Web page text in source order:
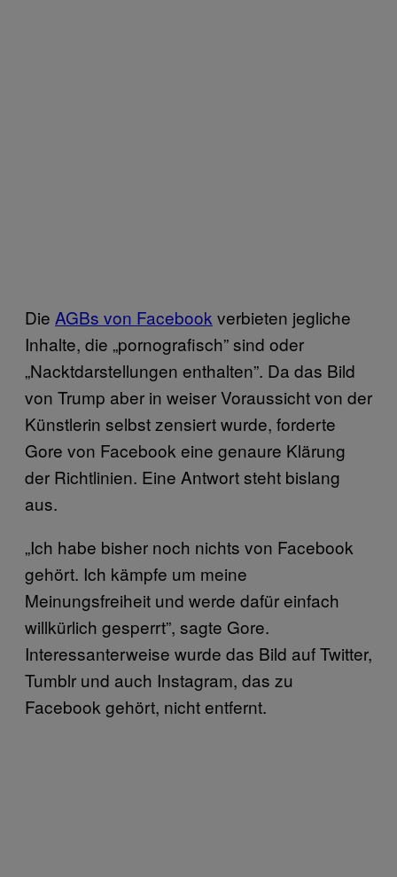
Die AGBs von Facebook verbieten jegliche
Inhalte, die „pornografisch” sind oder
„Nacktdarstellungen enthalten”. Da das Bild
von Trump aber in weiser Voraussicht von der
Künstlerin selbst zensiert wurde, forderte
Gore von Facebook eine genaure Klärung
der Richtlinien. Eine Antwort steht bislang
aus.
„Ich habe bisher noch nichts von Facebook
gehört. Ich kämpfe um meine
Meinungsfreiheit und werde dafür einfach
willkürlich gesperrt”, sagte Gore.
Interessanterweise wurde das Bild auf Twitter,
Tumblr und auch Instagram, das zu
Facebook gehört, nicht entfernt.